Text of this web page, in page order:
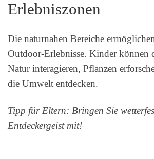
Erlebniszonen
Die naturnahen Bereiche
Outdoor-Erlebnisse. Kinder können
Natur interagieren, Pflanzen
die Umwelt entdecken.
Tipp für Eltern: Bringen Sie
Entdeckergeist mit!